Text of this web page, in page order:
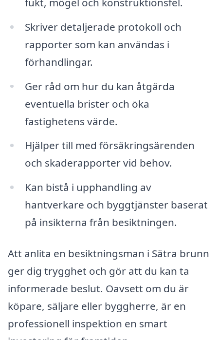
Skriver detaljerade protokoll och
rapporter som kan användas i
förhandlingar.
Ger råd om hur du kan åtgärda
eventuella brister och öka
fastighetens värde.
Hjälper till med försäkringsärenden
och skaderapporter vid behov.
Kan bistå i upphandling av
hantverkare och byggtjänster baserat
på insikterna från besiktningen.
Att anlita en besiktningsman i Sätra brunn
ger dig trygghet och gör att du kan ta
informerade beslut. Oavsett om du är
köpare, säljare eller byggherre, är en
professionell inspektion en smart